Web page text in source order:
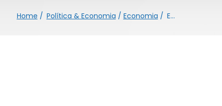
Home / Política & Economia / Economia / Empresa reforça pedidos para denúncias de furtos de energia